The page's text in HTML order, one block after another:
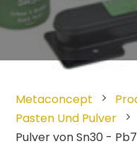
Metaconcept
Pasten Und Pulver
Pulver von Sn30 -